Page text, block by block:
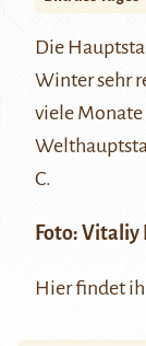
Die
Winter sehr
viele Monate
C.
Foto: Vitaliy
Hierfindet